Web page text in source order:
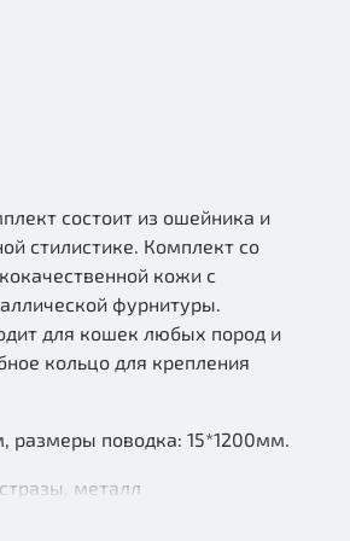
состоит из ошейника и
стилистике. Комплект со
кожи с
фурнитуры.
для кошек любых пород и
кольцо для крепления
поводка: 15*1200мм.
металл